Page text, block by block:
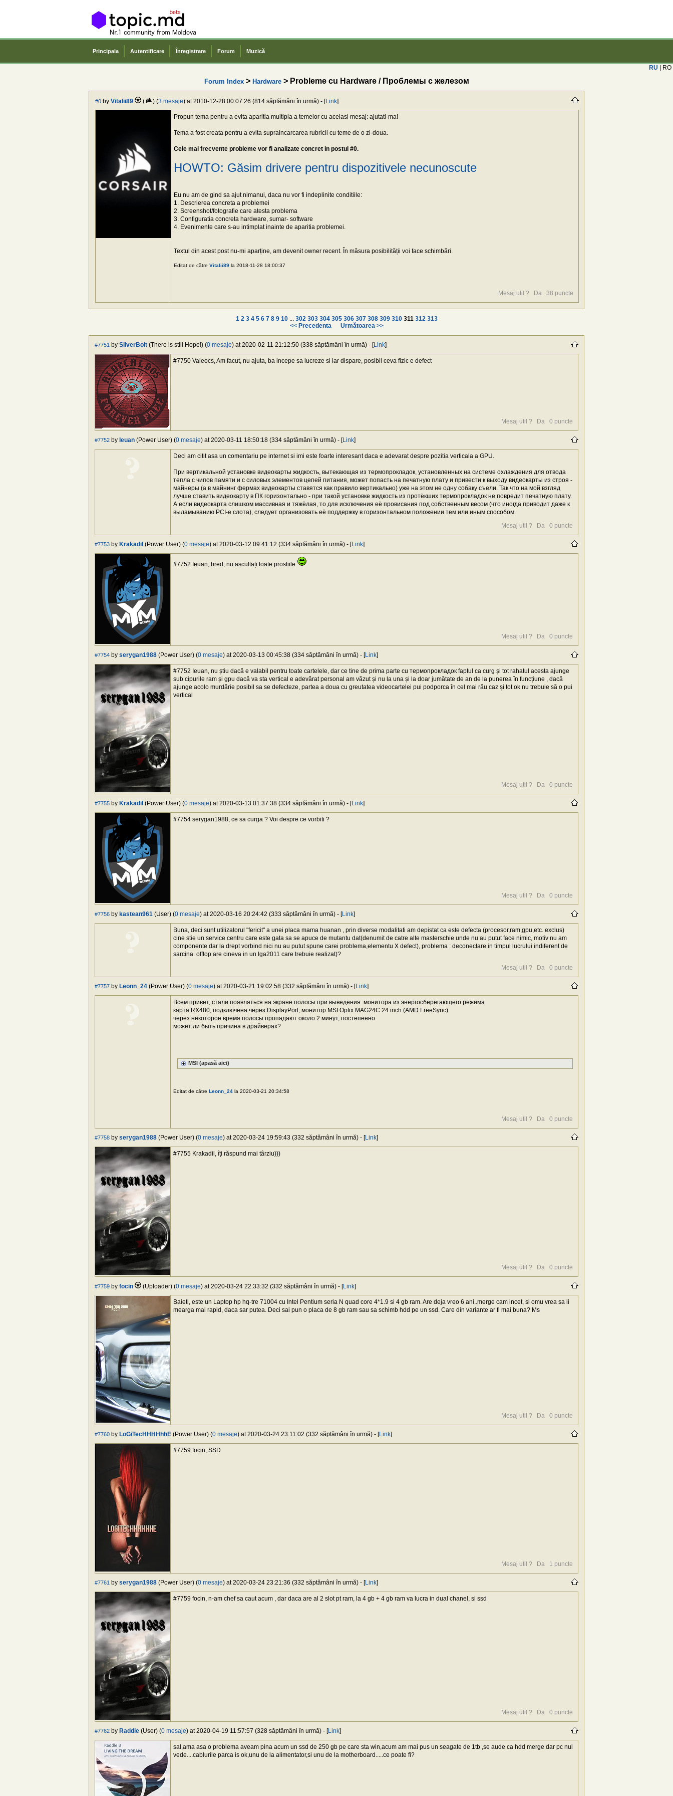
Principala Autentificare Înregistrare Forum Muzică
RU | RO
Forum Index> Hardware> Probleme cu Hardware / Проблемы с железом
#0 by Vitalii89 ( ) (3 mesaje) at 2010-12-28 00:07:26 (814 săptămâni în urmă) - [Link]
Propun tema pentru a evita aparitia multipla a temelor cu acelasi mesaj: ajutati-ma!
Tema a fost creata pentru a evita supraincarcarea rubricii cu teme de o zi-doua.
Cele mai frecvente probleme vor fi analizate concret in postul #0.
HOWTO: Găsim drivere pentru dispozitivele necunoscute
Eu nu am de gind sa ajut nimanui, daca nu vor fi indeplinite conditiile:
1. Descrierea concreta a problemei
2. Screenshot/fotografie care atesta problema
3. Configuratia concreta hardware, sumar- software
4. Evenimente care s-au intimplat inainte de aparitia problemei.
Textul din acest post nu-mi aparține, am devenit owner recent. În măsura posibilității voi face schimbări.
Editat de către Vitalii89 la 2018-11-28 18:00:37
Mesaj util ? Da 38 puncte
1 2 3 4 5 6 7 8 9 10... 302 303 304 305 306 307 308 309 310 311 312 313
<< Precedenta
Următoarea >>
#7751 by SilverBolt (There is still Hope!) (0 mesaje) at 2020-02-11 21:12:50 (338 săptămâni în urmă) - [Link]
#7750 Valeocs, Am facut, nu ajuta, ba incepe sa lucreze si iar dispare, posibil ceva fizic e defect
Mesaj util ? Da 0 puncte
#7752 by Ieuan (Power User) (0 mesaje) at 2020-03-11 18:50:18 (334 săptămâni în urmă) - [Link]
Deci am citit asa un comentariu pe internet si imi este foarte interesant daca e adevarat despre pozitia verticala a GPU.
При вертикальной установке видеокарты жидкость, вытекающая из термопрокладок, установленных на системе охлаждения для отвода
тепла с чипов памяти и с силовых элементов цепей питания, может попасть на печатную плату и привести к выходу видеокарты из строя -
майнеры (а в майнинг фермах видеокарты ставятся как правило вертикально) уже на этом не одну собаку съели. Так что на мой взгляд
лучше ставить видеокарту в ПК горизонтально - при такой установке жидкость из протёкших термопрокладок не повредит печатную плату.
А если видеокарта слишком массивная и тяжёлая, то для исключения её провисания под собственным весом (что иногда приводит даже к
выламыванию PCI-e слота), следует организовать её поддержку в горизонтальном положении тем или иным способом.
Mesaj util ?
Da 0 puncte
#7753 by Krakadil (Power User) (0 mesaje) at 2020-03-12 09:41:12 (334 săptămâni în urmă) - [Link]
#7752 Ieuan, bred, nu ascultați toate prostiile
Mesaj util ? Da 0 puncte
#7754 by serygan1988 (Power User) (0 mesaje) at 2020-03-13 00:45:38 (334 săptămâni în urmă) - [Link]
#7752 Ieuan, nu știu dacă e valabil pentru toate cartelele, dar ce tine de prima parte cu термопрокладок faptul ca curg și tot rahatul acesta ajunge
sub cipurile ram și gpu dacă va sta vertical e adevărat personal am văzut și nu la una și la doar jumătate de an de la punerea în funcțiune , dacă
ajunge acolo murdărie posibil sa se defecteze, partea a doua cu greutatea videocartelei pui podporca în cel mai rău caz și tot ok nu trebuie să o pui
vertical
Mesaj util ? Da 0 puncte
#7755 by Krakadil (Power User) (0 mesaje) at 2020-03-13 01:37:38 (334 săptămâni în urmă) - [Link]
#7754 serygan1988, ce sa curga ? Voi despre ce vorbiti ?
Mesaj util ? Da 0 puncte
#7756 by kastean961 (User) (0 mesaje) at 2020-03-16 20:24:42 (333 săptămâni în urmă) - [Link]
Buna, deci sunt utilizatorul "fericit" a unei placa mama huanan , prin diverse modalitati am depistat ca este defecta (procesor,ram,gpu,etc. exclus)
cine stie un service centru care este gata sa se apuce de mutantu dat(denumit de catre alte masterschie unde nu au putut face nimic, motiv nu am
componente dar la drept vorbind nici nu au putut spune carei problema,elementu X defect), problema : deconectare in timpul lucrului indiferent de
sarcina. offtop are cineva in un lga2011 care trebuie realizat)?
Mesaj util ?
Da 0 puncte
#7757 by Leonn_24 (Power User) (0 mesaje) at 2020-03-21 19:02:58 (332 săptămâni în urmă) - [Link]
Всем привет, стали появляться на экране полосы при выведения монитора из энергосберегающего режима
карта RX480, подключена через DisplayPort, монитор MSI Optix MAG24C 24 inch (AMD FreeSync)
через некоторое время полосы пропадают около 2 минут, постепенно
может ли быть причина в драйверах?
MSI (apasă aici)
Editat de către Leonn_24 la 2020-03-21 20:34:58
Mesaj util ? Da 0 puncte
#7758 by serygan1988 (Power User) (0 mesaje) at 2020-03-24 19:59:43 (332 săptămâni în urmă) - [Link]
#7755 Krakadil, îți răspund mai târziu)))
Mesaj util ? Da 0 puncte
#7759 by focin (Uploader) (0 mesaje) at 2020-03-24 22:33:32 (332 săptămâni în urmă) - [Link]
Baieti, este un Laptop hp hq-tre 71004 cu Intel Pentium seria N quad core 4*1.9 si 4 gb ram. Are deja vreo 6 ani..merge cam incet, si omu vrea sa ii
mearga mai rapid, daca sar putea. Deci sai pun o placa de 8 gb ram sau sa schimb hdd pe un ssd. Care din variante ar fi mai buna? Ms
Mesaj util ? Da 0 puncte
#7760 by LoGiTecHHHHhhE (Power User) (0 mesaje) at 2020-03-24 23:11:02 (332 săptămâni în urmă) - [Link]
#7759 focin, SSD
Mesaj util ? Da 1 puncte
#7761 by serygan1988 (Power User) (0 mesaje) at 2020-03-24 23:21:36 (332 săptămâni în urmă) - [Link]
#7759 focin, n-am chef sa caut acum , dar daca are al 2 slot pt ram, la 4 gb + 4 gb ram va lucra in dual chanel, si ssd
Mesaj util ? Da 0 puncte
#7762 by Raddle (User) (0 mesaje) at 2020-04-19 11:57:57 (328 săptămâni în urmă) - [Link]
sal,ama asa o problema aveam pina acum un ssd de 250 gb pe care sta win,acum am mai pus un seagate de 1tb ,se aude ca hdd merge dar pc nul
vede....cablurile parca is ok,unu de la alimentator,si unu de la motherboard.....ce poate fi?